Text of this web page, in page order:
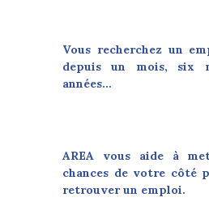
Vous recherchez un
depuis un mois, six
années…
AREA vous aide à
chances de votre côté
retrouver un emploi.